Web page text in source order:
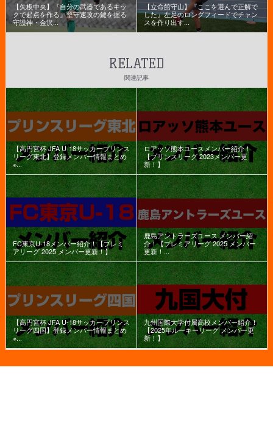
【矢板中央】『自分の武器であるキッ
クで起点を作る』堅守速攻の鍵を握る
守護神・金沢...
【立命館守山】『ここを選んで正解で
した』左足のロングフィードでチャン
スを作り出す...
RELATED
関連記事
【高円宮杯 JFA U-18サッカープリンス
リーグ東北】登録メンバー情報まとめ
※...
ロアッソ熊本ユースメンバー紹介！
【プリンスリーグ 2023メンバー更
新！】
FC東京U-18メンバー紹介！【プレミ
アリーグ 2025 メンバー更新！】
鹿島アントラーズユース メンバー紹
介！【プレミアリーグ 2025 メンバー
更新！...
【高円宮杯 JFA U-18サッカープリンス
リーグ四国】登録メンバー情報まとめ
※...
九州国際大学付属高校メンバー紹介！
【2025年ルーキーリーグ メンバー更
新！】